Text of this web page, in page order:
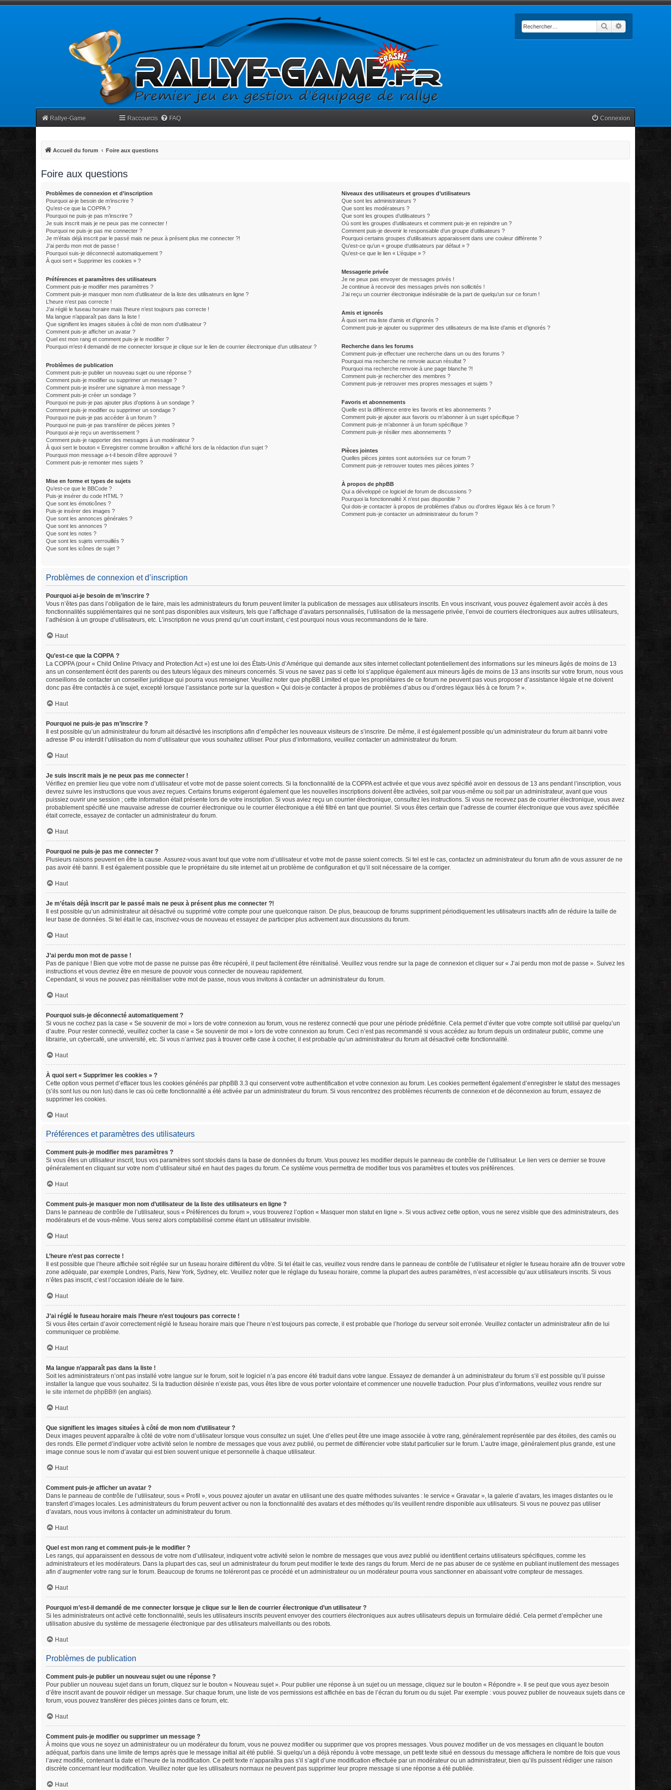
Rechercher
Rallye-Game Raccourcis FAQ Connexion
Accueil du forum Foire aux questions
Foire aux questions
Problèmes de connexion et d’inscription
Pourquoi ai-je besoin de m’inscrire ?
Qu’est-ce que la COPPA ?
Pourquoi ne puis-je pas m’inscrire ?
Je suis inscrit mais je ne peux pas me connecter !
Pourquoi ne puis-je pas me connecter ?
Je m’étais déjà inscrit par le passé mais ne peux à présent plus me connecter ?!
J’ai perdu mon mot de passe !
Pourquoi suis-je déconnecté automatiquement ?
À quoi sert « Supprimer les cookies » ?
Préférences et paramètres des utilisateurs
Comment puis-je modifier mes paramètres ?
Comment puis-je masquer mon nom d’utilisateur de la liste des utilisateurs en ligne ?
L’heure n’est pas correcte !
J’ai réglé le fuseau horaire mais l’heure n’est toujours pas correcte !
Ma langue n’apparaît pas dans la liste !
Que signifient les images situées à côté de mon nom d’utilisateur ?
Comment puis-je afficher un avatar ?
Quel est mon rang et comment puis-je le modifier ?
Pourquoi m’est-il demandé de me connecter lorsque je clique sur le lien de courrier électronique d’un utilisateur ?
Problèmes de publication
Comment puis-je publier un nouveau sujet ou une réponse ?
Comment puis-je modifier ou supprimer un message ?
Comment puis-je insérer une signature à mon message ?
Comment puis-je créer un sondage ?
Pourquoi ne puis-je pas ajouter plus d’options à un sondage ?
Comment puis-je modifier ou supprimer un sondage ?
Pourquoi ne puis-je pas accéder à un forum ?
Pourquoi ne puis-je pas transférer de pièces jointes ?
Pourquoi ai-je reçu un avertissement ?
Comment puis-je rapporter des messages à un modérateur ?
À quoi sert le bouton « Enregistrer comme brouillon » affiché lors de la rédaction d’un sujet ?
Pourquoi mon message a-t-il besoin d’être approuvé ?
Comment puis-je remonter mes sujets ?
Mise en forme et types de sujets
Qu’est-ce que le BBCode ?
Puis-je insérer du code HTML ?
Que sont les émoticônes ?
Puis-je insérer des images ?
Que sont les annonces générales ?
Que sont les annonces ?
Que sont les notes ?
Que sont les sujets verrouillés ?
Que sont les icônes de sujet ?
Niveaux des utilisateurs et groupes d’utilisateurs
Que sont les administrateurs ?
Que sont les modérateurs ?
Que sont les groupes d’utilisateurs ?
Où sont les groupes d’utilisateurs et comment puis-je en rejoindre un ?
Comment puis-je devenir le responsable d’un groupe d’utilisateurs ?
Pourquoi certains groupes d’utilisateurs apparaissent dans une couleur différente ?
Qu’est-ce qu’un « groupe d’utilisateurs par défaut » ?
Qu’est-ce que le lien « L’équipe » ?
Messagerie privée
Je ne peux pas envoyer de messages privés !
Je continue à recevoir des messages privés non sollicités !
J’ai reçu un courrier électronique indésirable de la part de quelqu’un sur ce forum !
Amis et ignorés
À quoi sert ma liste d’amis et d’ignorés ?
Comment puis-je ajouter ou supprimer des utilisateurs de ma liste d’amis et d’ignorés ?
Recherche dans les forums
Comment puis-je effectuer une recherche dans un ou des forums ?
Pourquoi ma recherche ne renvoie aucun résultat ?
Pourquoi ma recherche renvoie à une page blanche ?!
Comment puis-je rechercher des membres ?
Comment puis-je retrouver mes propres messages et sujets ?
Favoris et abonnements
Quelle est la différence entre les favoris et les abonnements ?
Comment puis-je ajouter aux favoris ou m’abonner à un sujet spécifique ?
Comment puis-je m’abonner à un forum spécifique ?
Comment puis-je résilier mes abonnements ?
Pièces jointes
Quelles pièces jointes sont autorisées sur ce forum ?
Comment puis-je retrouver toutes mes pièces jointes ?
À propos de phpBB
Qui a développé ce logiciel de forum de discussions ?
Pourquoi la fonctionnalité X n’est pas disponible ?
Qui dois-je contacter à propos de problèmes d’abus ou d’ordres légaux liés à ce forum ?
Comment puis-je contacter un administrateur du forum ?
Problèmes de connexion et d’inscription
Pourquoi ai-je besoin de m’inscrire ?
Vous n’êtes pas dans l’obligation de le faire, mais les administrateurs du forum peuvent limiter la publication de messages aux utilisateurs inscrits. En vous inscrivant, vous pouvez également avoir accès à des
fonctionnalités supplémentaires qui ne sont pas disponibles aux visiteurs, tels que l’affichage d’avatars personnalisés, l’utilisation de la messagerie privée, l’envoi de courriers électroniques aux autres utilisateurs,
l’adhésion à un groupe d’utilisateurs, etc. L’inscription ne vous prend qu’un court instant, c’est pourquoi nous vous recommandons de le faire.
Haut
Qu’est-ce que la COPPA ?
La COPPA (pour « Child Online Privacy and Protection Act ») est une loi des États-Unis d’Amérique qui demande aux sites internet collectant potentiellement des informations sur les mineurs âgés de moins de 13
ans un consentement écrit des parents ou des tuteurs légaux des mineurs concernés. Si vous ne savez pas si cette loi s’applique également aux mineurs âgés de moins de 13 ans inscrits sur votre forum, nous vous
conseillons de contacter un conseiller juridique qui pourra vous renseigner. Veuillez noter que phpBB Limited et que les propriétaires de ce forum ne peuvent pas vous proposer d’assistance légale et ne doivent
donc pas être contactés à ce sujet, excepté lorsque l’assistance porte sur la question « Qui dois-je contacter à propos de problèmes d’abus ou d’ordres légaux liés à ce forum ? ».
Haut
Pourquoi ne puis-je pas m’inscrire ?
Il est possible qu’un administrateur du forum ait désactivé les inscriptions afin d’empêcher les nouveaux visiteurs de s’inscrire. De même, il est également possible qu’un administrateur du forum ait banni votre
adresse IP ou interdit l’utilisation du nom d’utilisateur que vous souhaitez utiliser. Pour plus d’informations, veuillez contacter un administrateur du forum.
Haut
Je suis inscrit mais je ne peux pas me connecter !
Vérifiez en premier lieu que votre nom d’utilisateur et votre mot de passe soient corrects. Si la fonctionnalité de la COPPA est activée et que vous avez spécifié avoir en dessous de 13 ans pendant l’inscription, vous
devrez suivre les instructions que vous avez reçues. Certains forums exigeront également que les nouvelles inscriptions doivent être activées, soit par vous-même ou soit par un administrateur, avant que vous
puissiez ouvrir une session ; cette information était présente lors de votre inscription. Si vous aviez reçu un courrier électronique, consultez les instructions. Si vous ne recevez pas de courrier électronique, vous avez
probablement spécifié une mauvaise adresse de courrier électronique ou le courrier électronique a été filtré en tant que pourriel. Si vous êtes certain que l’adresse de courrier électronique que vous avez spécifiée
était correcte, essayez de contacter un administrateur du forum.
Haut
Pourquoi ne puis-je pas me connecter ?
Plusieurs raisons peuvent en être la cause. Assurez-vous avant tout que votre nom d’utilisateur et votre mot de passe soient corrects. Si tel est le cas, contactez un administrateur du forum afin de vous assurer de ne
pas avoir été banni. Il est également possible que le propriétaire du site internet ait un problème de configuration et qu’il soit nécessaire de la corriger.
Haut
Je m’étais déjà inscrit par le passé mais ne peux à présent plus me connecter ?!
Il est possible qu’un administrateur ait désactivé ou supprimé votre compte pour une quelconque raison. De plus, beaucoup de forums suppriment périodiquement les utilisateurs inactifs afin de réduire la taille de
leur base de données. Si tel était le cas, inscrivez-vous de nouveau et essayez de participer plus activement aux discussions du forum.
Haut
J’ai perdu mon mot de passe !
Pas de panique ! Bien que votre mot de passe ne puisse pas être récupéré, il peut facilement être réinitialisé. Veuillez vous rendre sur la page de connexion et cliquer sur « J’ai perdu mon mot de passe ». Suivez les
instructions et vous devriez être en mesure de pouvoir vous connecter de nouveau rapidement.
Cependant, si vous ne pouvez pas réinitialiser votre mot de passe, nous vous invitons à contacter un administrateur du forum.
Haut
Pourquoi suis-je déconnecté automatiquement ?
Si vous ne cochez pas la case « Se souvenir de moi » lors de votre connexion au forum, vous ne resterez connecté que pour une période prédéfinie. Cela permet d’éviter que votre compte soit utilisé par quelqu’un
d’autre. Pour rester connecté, veuillez cocher la case « Se souvenir de moi » lors de votre connexion au forum. Ceci n’est pas recommandé si vous accédez au forum depuis un ordinateur public, comme une
librairie, un cybercafé, une université, etc. Si vous n’arrivez pas à trouver cette case à cocher, il est probable qu’un administrateur du forum ait désactivé cette fonctionnalité.
Haut
À quoi sert « Supprimer les cookies » ?
Cette option vous permet d’effacer tous les cookies générés par phpBB 3.3 qui conservent votre authentification et votre connexion au forum. Les cookies permettent également d’enregistrer le statut des messages
(s’ils sont lus ou non lus) dans le cas où cette fonctionnalité a été activée par un administrateur du forum. Si vous rencontrez des problèmes récurrents de connexion et de déconnexion au forum, essayez de
supprimer les cookies.
Haut
Préférences et paramètres des utilisateurs
Comment puis-je modifier mes paramètres ?
Si vous êtes un utilisateur inscrit, tous vos paramètres sont stockés dans la base de données du forum. Vous pouvez les modifier depuis le panneau de contrôle de l’utilisateur. Le lien vers ce dernier se trouve
généralement en cliquant sur votre nom d’utilisateur situé en haut des pages du forum. Ce système vous permettra de modifier tous vos paramètres et toutes vos préférences.
Haut
Comment puis-je masquer mon nom d’utilisateur de la liste des utilisateurs en ligne ?
Dans le panneau de contrôle de l’utilisateur, sous « Préférences du forum », vous trouverez l’option « Masquer mon statut en ligne ». Si vous activez cette option, vous ne serez visible que des administrateurs, des
modérateurs et de vous-même. Vous serez alors comptabilisé comme étant un utilisateur invisible.
Haut
L’heure n’est pas correcte !
Il est possible que l’heure affichée soit réglée sur un fuseau horaire différent du vôtre. Si tel était le cas, veuillez vous rendre dans le panneau de contrôle de l’utilisateur et régler le fuseau horaire afin de trouver votre
zone adéquate, par exemple Londres, Paris, New York, Sydney, etc. Veuillez noter que le réglage du fuseau horaire, comme la plupart des autres paramètres, n’est accessible qu’aux utilisateurs inscrits. Si vous
n’êtes pas inscrit, c’est l’occasion idéale de le faire.
Haut
J’ai réglé le fuseau horaire mais l’heure n’est toujours pas correcte !
Si vous êtes certain d’avoir correctement réglé le fuseau horaire mais que l’heure n’est toujours pas correcte, il est probable que l’horloge du serveur soit erronée. Veuillez contacter un administrateur afin de lui
communiquer ce problème.
Haut
Ma langue n’apparaît pas dans la liste !
Soit les administrateurs n’ont pas installé votre langue sur le forum, soit le logiciel n’a pas encore été traduit dans votre langue. Essayez de demander à un administrateur du forum s’il est possible qu’il puisse
installer la langue que vous souhaitez. Si la traduction désirée n’existe pas, vous êtes libre de vous porter volontaire et commencer une nouvelle traduction. Pour plus d’informations, veuillez vous rendre sur
le site internet de phpBB® (en anglais).
Haut
Que signifient les images situées à côté de mon nom d’utilisateur ?
Deux images peuvent apparaître à côté de votre nom d’utilisateur lorsque vous consultez un sujet. Une d’elles peut être une image associée à votre rang, généralement représentée par des étoiles, des carrés ou
des ronds. Elle permet d’indiquer votre activité selon le nombre de messages que vous avez publié, ou permet de différencier votre statut particulier sur le forum. L’autre image, généralement plus grande, est une
image connue sous le nom d’avatar qui est bien souvent unique et personnelle à chaque utilisateur.
Haut
Comment puis-je afficher un avatar ?
Dans le panneau de contrôle de l’utilisateur, sous « Profil », vous pouvez ajouter un avatar en utilisant une des quatre méthodes suivantes : le service « Gravatar », la galerie d’avatars, les images distantes ou le
transfert d’images locales. Les administrateurs du forum peuvent activer ou non la fonctionnalité des avatars et des méthodes qu’ils veuillent rendre disponible aux utilisateurs. Si vous ne pouvez pas utiliser
d’avatars, nous vous invitons à contacter un administrateur du forum.
Haut
Quel est mon rang et comment puis-je le modifier ?
Les rangs, qui apparaissent en dessous de votre nom d’utilisateur, indiquent votre activité selon le nombre de messages que vous avez publié ou identifient certains utilisateurs spécifiques, comme les
administrateurs et les modérateurs. Dans la plupart des cas, seul un administrateur du forum peut modifier le texte des rangs du forum. Merci de ne pas abuser de ce système en publiant inutilement des messages
afin d’augmenter votre rang sur le forum. Beaucoup de forums ne toléreront pas ce procédé et un administrateur ou un modérateur pourra vous sanctionner en abaissant votre compteur de messages.
Haut
Pourquoi m’est-il demandé de me connecter lorsque je clique sur le lien de courrier électronique d’un utilisateur ?
Si les administrateurs ont activé cette fonctionnalité, seuls les utilisateurs inscrits peuvent envoyer des courriers électroniques aux autres utilisateurs depuis un formulaire dédié. Cela permet d’empêcher une
utilisation abusive du système de messagerie électronique par des utilisateurs malveillants ou des robots.
Haut
Problèmes de publication
Comment puis-je publier un nouveau sujet ou une réponse ?
Pour publier un nouveau sujet dans un forum, cliquez sur le bouton « Nouveau sujet ». Pour publier une réponse à un sujet ou un message, cliquez sur le bouton « Répondre ». Il se peut que vous ayez besoin
d’être inscrit avant de pouvoir rédiger un message. Sur chaque forum, une liste de vos permissions est affichée en bas de l’écran du forum ou du sujet. Par exemple : vous pouvez publier de nouveaux sujets dans ce
forum, vous pouvez transférer des pièces jointes dans ce forum, etc.
Haut
Comment puis-je modifier ou supprimer un message ?
À moins que vous ne soyez un administrateur ou un modérateur du forum, vous ne pouvez modifier ou supprimer que vos propres messages. Vous pouvez modifier un de vos messages en cliquant le bouton
adéquat, parfois dans une limite de temps après que le message initial ait été publié. Si quelqu’un a déjà répondu à votre message, un petit texte situé en dessous du message affichera le nombre de fois que vous
l’avez modifié, contenant la date et l’heure de la modification. Ce petit texte n’apparaîtra pas s’il s’agit d’une modification effectuée par un modérateur ou un administrateur, bien qu’ils puissent rédiger une raison
discrète concernant leur modification. Veuillez noter que les utilisateurs normaux ne peuvent pas supprimer leur propre message si une réponse a été publiée.
Haut